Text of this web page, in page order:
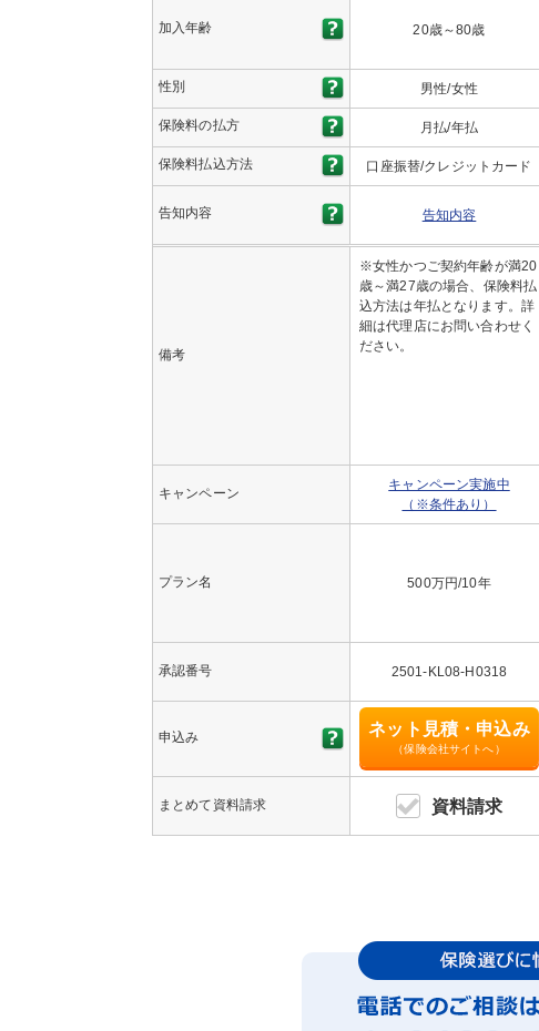
加入年齢 20歳～80歳
性別 男性/女性
保険料の払方 月払/年払
保険料払込方法 口座振替/クレジットカード
告知内容 告知内容
備考
※女性かつご契約年齢が満20
歳～満27歳の場合、保険料払
込方法は年払となります。詳
細は代理店にお問い合わせく
ださい。
キャンペーン
キャンペーン実施中
（※条件あり）
プラン名 500万円/10年
承認番号 2501-KL08-H0318
申込み ネット見積・申込み
（保険会社サイトへ）
まとめて資料請求 資料請求